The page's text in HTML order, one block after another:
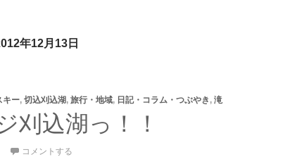
年12月13日
キー, 切込刈込湖, 旅行・地域, 日記・コラム・つぶやき , 滝
刈込湖っ！！
コメントする